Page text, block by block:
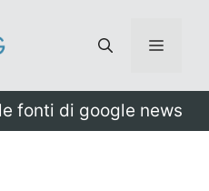
Menu
fonti di google news